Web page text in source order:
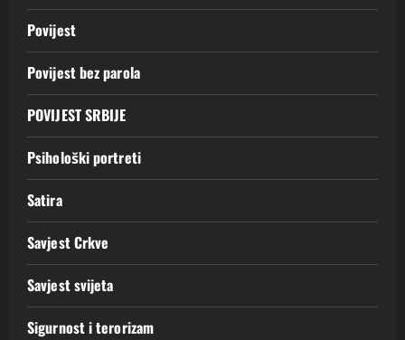
Povijest
Povijest bez parola
POVIJEST SRBIJE
Psihološki portreti
Satira
Savjest Crkve
Savjest svijeta
Sigurnost i terorizam